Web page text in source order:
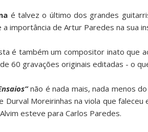
é talvez o último dos grandes
a importância de Artur Paredes na sua
é também um compositor inato que
60 gravações originais editadas - o
não é nada mais, nada menos
Durval Moreirinhas na viola que
esteve para Carlos Paredes.